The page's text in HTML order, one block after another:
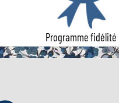
Programme fidélité